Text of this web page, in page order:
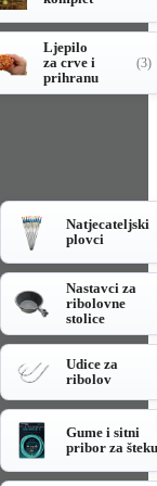
Ljepilo
za crve i
prihranu
(3)
Natjecateljski
plovci
Nastavci za
ribolovne
stolice
Udice za
ribolov
Gume i sitni
pribor za šteku